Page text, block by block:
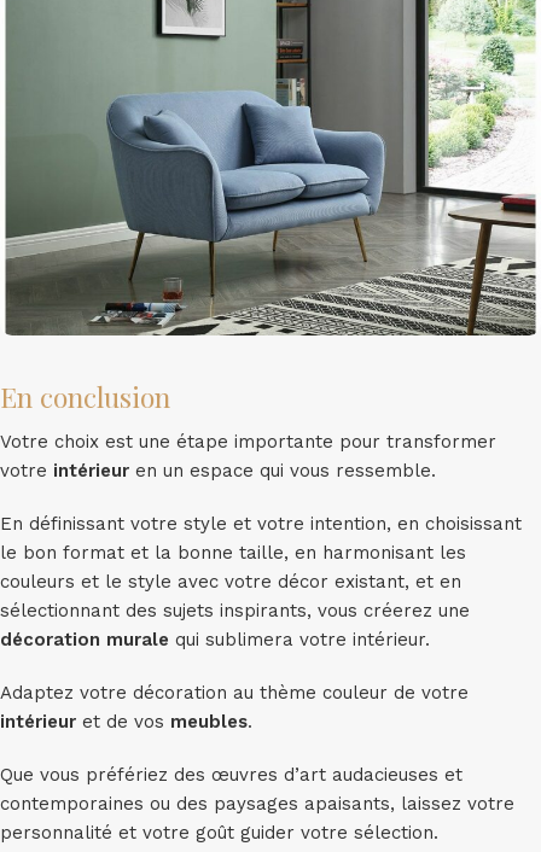
En conclusion
Votre choix est une étape importante pour transformer
votre intérieur en un espace qui vous ressemble.
En définissant votre style et votre intention, en choisissant
le bon format et la bonne taille, en harmonisant les
couleurs et le style avec votre décor existant, et en
sélectionnant des sujets inspirants, vous créerez une
décoration murale qui sublimera votre intérieur.
Adaptez votre décoration au thème couleur de votre
intérieur et de vos meubles.
Que vous préfériez des œuvres d’art audacieuses et
contemporaines ou des paysages apaisants, laissez votre
personnalité et votre goût guider votre sélection.